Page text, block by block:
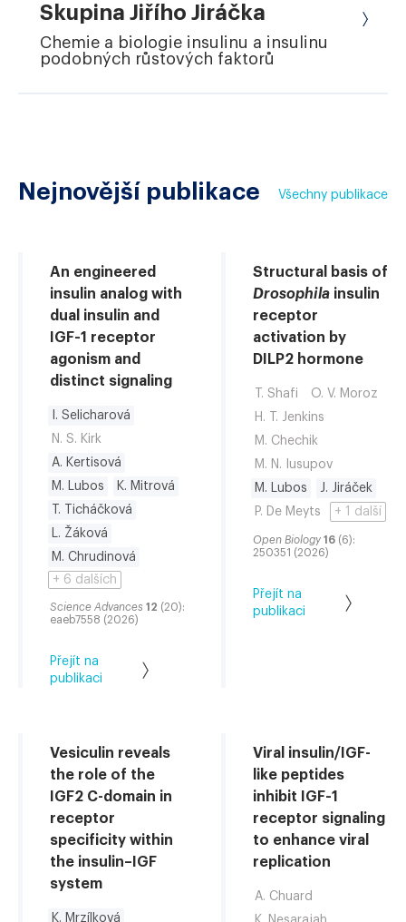
Skupina Jiřího Jiráčka
Chemie a biologie insulinu a insulinu
podobných růstových faktorů
Všechny publikace
Nejnovější publikace
An engineered
insulin analog with
dual insulin and
IGF-1 receptor
agonism and
distinct signaling
I. Selicharová
N. S. Kirk
A. Kertisová
M. Lubos
K. Mitrová
T. Ticháčková
L. Žáková
M. Chrudinová
+ 6 dalších
Science Advances 12 (20):
eaeb7558 (2026)
Přejít na
publikaci
Structural basis of
Drosophila insulin
receptor
activation by
DILP2 hormone
T. Shafi
O. V. Moroz
H. T. Jenkins
M. Chechik
M. N. Iusupov
M. Lubos
J. Jiráček
P. De Meyts
+ 1 další
Open Biology 16 (6):
250351 (2026)
Přejít na
publikaci
Vesiculin reveals
the role of the
IGF2 C-domain in
receptor
specificity within
the insulin–IGF
system
K. Mrzílková
Viral insulin/IGF-
like peptides
inhibit IGF-1
receptor signaling
to enhance viral
replication
A. Chuard